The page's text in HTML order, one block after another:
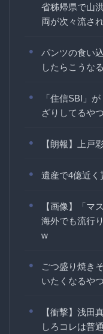
省秭帰県で山
両が次々流さ
パンツの食い
したらこうな
「住信SBI」
ざりしてるや
【朗報】上戸
遺産で4億近
【画像】「マ
海外でも流行
w
ごつ盛り焼き
いたくなるや
【衝撃】浅田
しろコレは普